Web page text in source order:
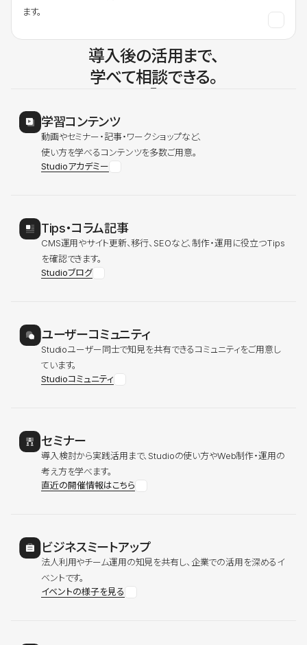
ます。
導入後の活用まで、
学べて相談できる。
学習コンテンツ
動画やセミナー・記事・ワークショップなど、
使い方を学べるコンテンツを多数ご用意。
Studioアカデミー
Tips・コラム記事
CMS運用やサイト更新、移行、SEOなど、制作・運用に役立つTips
を確認できます。
Studioブログ
ユーザーコミュニティ
Studioユーザー同士で知見を共有できるコミュニティをご用意し
ています。
Studioコミュニティ
セミナー
導入検討から実践活用まで、Studioの使い方やWeb制作・運用の
考え方を学べます。
直近の開催情報はこちら
ビジネスミートアップ
法人利用やチーム運用の知見を共有し、企業での活用を深めるイ
ベントです。
イベントの様子を見る